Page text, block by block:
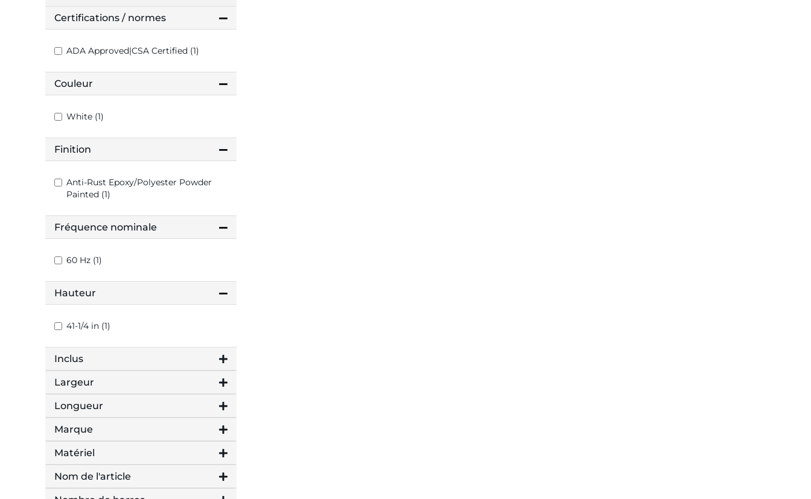
Certifications / normes
ADA Approved|CSA Certified (1)
Couleur
White (1)
Finition
Anti-Rust Epoxy/Polyester Powder
Painted (1)
Fréquence nominale
60 Hz (1)
Hauteur
41-1/4 in (1)
Inclus
Largeur
Longueur
Marque
Matériel
Nom de l'article